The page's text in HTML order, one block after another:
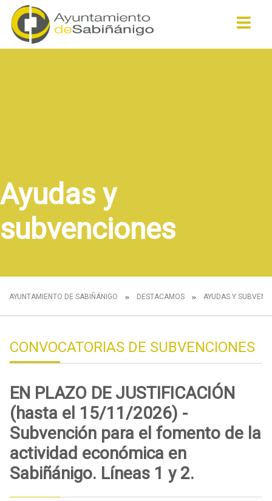
Ayudas y
subvenciones
AYUNTAMIENTO DE SABIÑÁNIGO DESTACAMOS AYUDAS Y
CONVOCATORIAS DE SUBVENCIONES
EN PLAZO DE JUSTIFICACIÓN
(hasta el 15/11/2026) -
Subvención para el fomento de la
actividad económica en
Sabiñánigo. Líneas 1 y 2.